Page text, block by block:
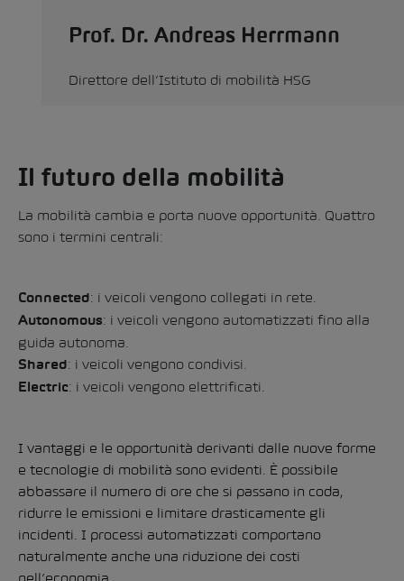
Prof. Dr. Andreas Herrmann
Direttore dell’Istituto di mobilità HSG
Il futuro della mobilità
La mobilità cambia e porta nuove opportunità. Quattro
sono i termini centrali:
Connected: i veicoli vengono collegati in rete.
Autonomous: i veicoli vengono automatizzati fino alla
guida autonoma.
Shared: i veicoli vengono condivisi.
Electric: i veicoli vengono elettrificati.
I vantaggi e le opportunità derivanti dalle nuove forme
e tecnologie di mobilità sono evidenti. È possibile
abbassare il numero di ore che si passano in coda,
ridurre le emissioni e limitare drasticamente gli
incidenti. I processi automatizzati comportano
naturalmente anche una riduzione dei costi
nell’economia.